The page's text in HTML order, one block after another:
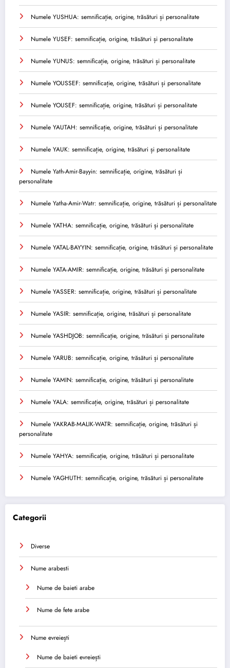
Numele YUSHUA: semnificație, origine, trăsături și personalitate
Numele YUSEF: semnificație, origine, trăsături și personalitate
Numele YUNUS: semnificație, origine, trăsături și personalitate
Numele YOUSSEF: semnificație, origine, trăsături și personalitate
Numele YOUSEF: semnificație, origine, trăsături și personalitate
Numele YAUTAH: semnificație, origine, trăsături și personalitate
Numele YAUK: semnificație, origine, trăsături și personalitate
Numele Yath-Amir-Bayyin: semnificație, origine, trăsături și
personalitate
Numele Yatha-Amir-Watr: semnificație, origine, trăsături și personalitate
Numele YATHA: semnificație, origine, trăsături și personalitate
Numele YATAL-BAYYIN: semnificație, origine, trăsături și personalitate
Numele YATA-AMIR: semnificație, origine, trăsături și personalitate
Numele YASSER: semnificație, origine, trăsături și personalitate
Numele YASIR: semnificație, origine, trăsături și personalitate
Numele YASHDJOB: semnificație, origine, trăsături și personalitate
Numele YARUB: semnificație, origine, trăsături și personalitate
Numele YAMIN: semnificație, origine, trăsături și personalitate
Numele YALA: semnificație, origine, trăsături și personalitate
Numele YAKRAB-MALIK-WATR: semnificație, origine, trăsături și
personalitate
Numele YAHYA: semnificație, origine, trăsături și personalitate
Numele YAGHUTH: semnificație, origine, trăsături și personalitate
Categorii
Diverse
Nume arabesti
Nume de baieti arabe
Nume de fete arabe
Nume evreiești
Nume de baieti evreiești